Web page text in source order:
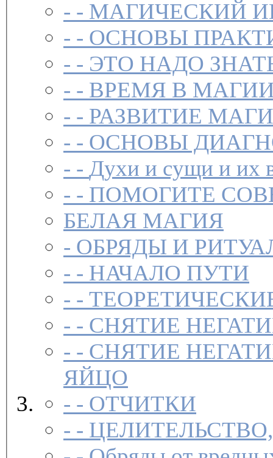
- - МАГИЧЕСКИЙ
- - ОСНОВЫ
- - ЭТО НАДО
- - ВРЕМЯ В
- - РАЗВИТИЕ
- - ОСНОВЫ
- - Духи и сущи и их
- - ПОМОГИТЕ
БЕЛАЯ МАГИЯ
- ОБРЯДЫ И
- - НАЧАЛО ПУТИ
- -
- - СНЯТИЕ
- - СНЯТИЕ
ЯЙЦО
- - ОТЧИТКИ
- -